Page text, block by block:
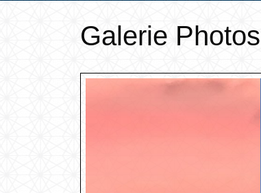
Galerie Photos